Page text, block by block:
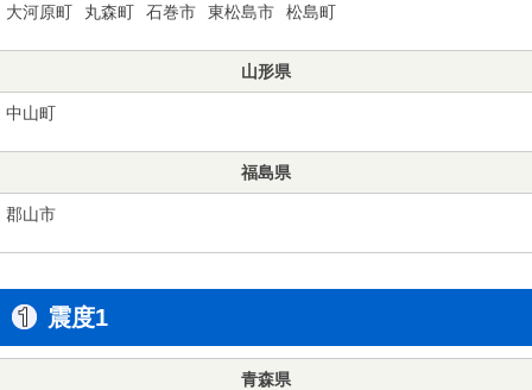
大河原町
丸森町 石巻市 東松島市 松島町
山形県
中山町
福島県
郡山市
震度1
青森県